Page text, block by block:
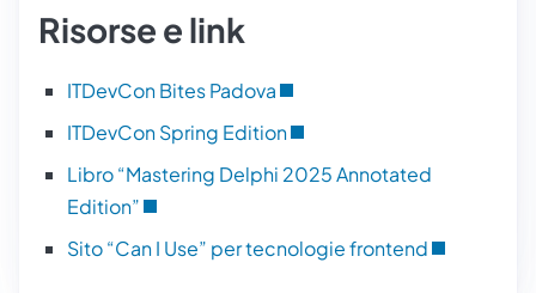
Risorse e link
ITDevCon Bites Padova
ITDevCon Spring Edition
Libro “Mastering Delphi 2025 Annotated
Edition”
Sito “Can I Use” per tecnologie frontend